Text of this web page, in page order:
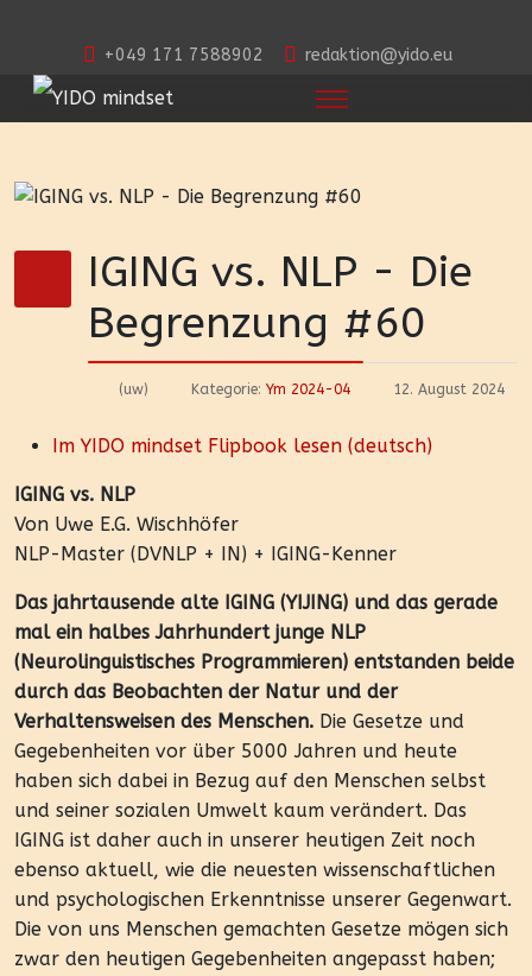
+049 171 7588902 redaktion@yido.eu
IGING vs. NLP - Die
Begrenzung #60
(uw) Kategorie: Ym 2024-04 12. August 2024
Im YIDO mindset Flipbook lesen (deutsch)
IGING vs. NLP
Von Uwe E.G. Wischhöfer
NLP-Master (DVNLP + IN) + IGING-Kenner
Das jahrtausende alte IGING (YIJING) und das gerade
mal ein halbes Jahrhundert junge NLP
(Neurolinguistisches Programmieren) entstanden beide
durch das Beobachten der Natur und der
Verhaltensweisen des Menschen. Die Gesetze und
Gegebenheiten vor über 5000 Jahren und heute
haben sich dabei in Bezug auf den Menschen selbst
und seiner sozialen Umwelt kaum verändert. Das
IGING ist daher auch in unserer heutigen Zeit noch
ebenso aktuell, wie die neuesten wissenschaftlichen
und psychologischen Erkenntnisse unserer Gegenwart.
Die von uns Menschen gemachten Gesetze mögen sich
zwar den heutigen Gegebenheiten angepasst haben;